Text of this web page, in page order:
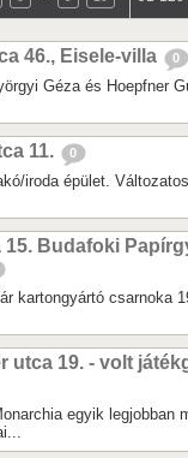
46., Eisele-villa 0
Géza és Hoepfner
11. 0
iroda épület.
15. Budafoki
kartongyártó csarnoka
utca 19. - volt
egyik legjobban